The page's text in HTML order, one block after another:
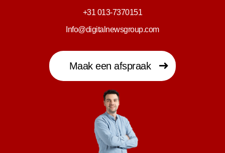
+31 013-7370151
Info@digitalnewsgroup.com
Maak een afspraak